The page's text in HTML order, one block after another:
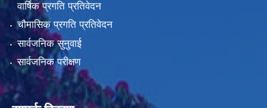
वार्षिक प्रगति प्रतिवेदन
चौमासिक प्रगति प्रतिवेदन
सार्वजनिक सुनुवाई
सार्वजनिक परीक्षण